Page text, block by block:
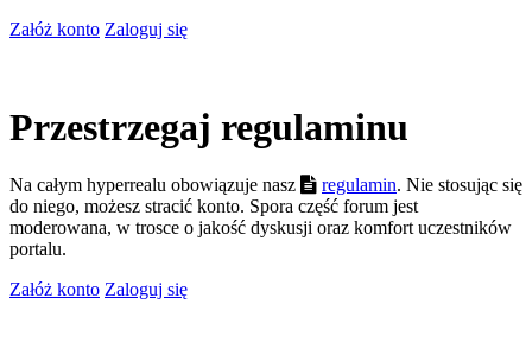
Załóż konto Zaloguj się
Przestrzegaj regulaminu
Na całym hyperrealu obowiązuje nasz regulamin. Nie stosując się
do niego, możesz stracić konto. Spora część forum jest
moderowana, w trosce o jakość dyskusji oraz komfort uczestników
portalu.
Załóż konto Zaloguj się